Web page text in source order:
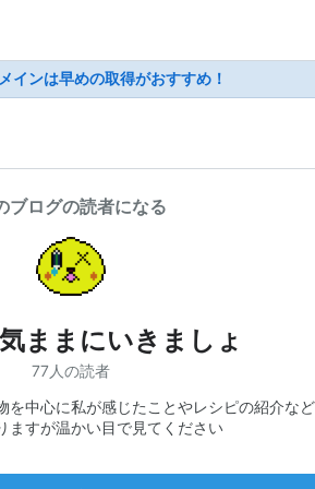
インは早めの取得がおすすめ！
ブログの読者になる
ままにいきましょ
77人の読者
を中心に私が感じたことやレシピの紹介な
ますが温かい目で見てください